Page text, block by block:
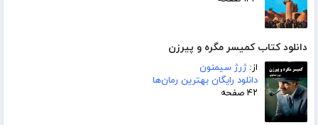
دانلود کتاب کمیسر مگره و پیرزن
از:ژرژ سیمنون
دانلود رایگان بهترین رمان‌ها
۴۲ صفحه